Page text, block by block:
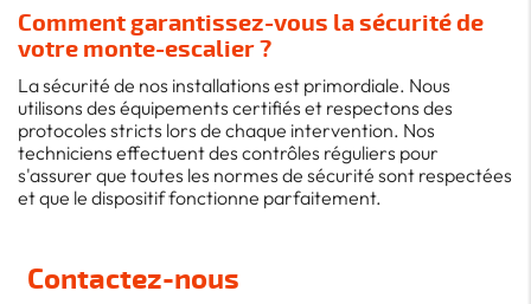
Comment garantissez-vous la sécurité de
votre monte-escalier ?
La sécurité de nos installations est primordiale. Nous
utilisons des équipements certifiés et respectons des
protocoles stricts lors de chaque intervention. Nos
techniciens effectuent des contrôles réguliers pour
s'assurer que toutes les normes de sécurité sont respectées
et que le dispositif fonctionne parfaitement.
Contactez-nous